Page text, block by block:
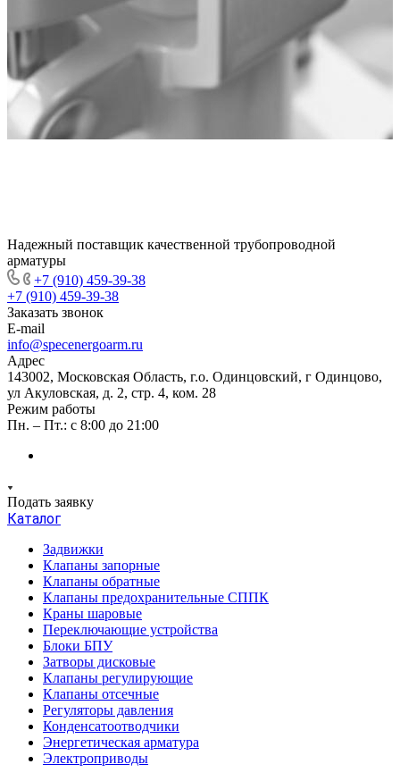
Надежный поставщик качественной трубопроводной
арматуры
+7 (910) 459-39-38
+7 (910) 459-39-38
Заказать звонок
E-mail
info@specenergoarm.ru
Адрес
143002, Московская Область, г.о. Одинцовский, г Одинцово,
ул Акуловская, д. 2, стр. 4, ком. 28
Режим работы
Пн. – Пт.: с 8:00 до 21:00
Подать заявку
Каталог
Задвижки
Клапаны запорные
Клапаны обратные
Клапаны предохранительные СППК
Краны шаровые
Переключающие устройства
Блоки БПУ
Затворы дисковые
Клапаны регулирующие
Клапаны отсечные
Регуляторы давления
Конденсатоотводчики
Энергетическая арматура
Электроприводы